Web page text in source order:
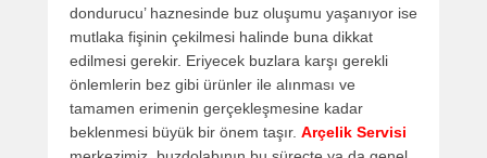
dondurucu’ haznesinde buz oluşumu yaşanıyor ise
mutlaka fişinin çekilmesi halinde buna dikkat
edilmesi gerekir. Eriyecek buzlara karşı gerekli
önlemlerin bez gibi ürünler ile alınması ve
tamamen erimenin gerçekleşmesine kadar
beklenmesi büyük bir önem taşır. Arçelik Servisi